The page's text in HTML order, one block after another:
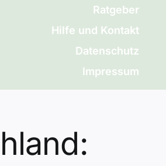
Ratgeber
Hilfe und Kontakt
Datenschutz
Impressum